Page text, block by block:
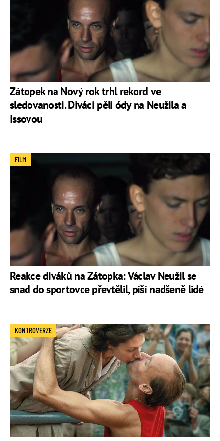
Zátopek na Nový rok trhl rekord ve
sledovanosti. Diváci pěli ódy na Neužila a
Issovou
Reakce diváků na Zátopka: Václav Neužil se
snad do sportovce převtělil, píší nadšeně lidé
FILM
KONTROVERZE